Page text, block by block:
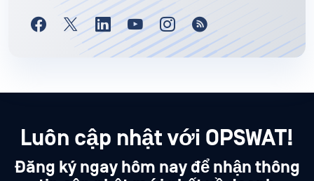
Luôn cập nhật với OPSWAT!
Đăng ký ngay hôm nay để nhận thông